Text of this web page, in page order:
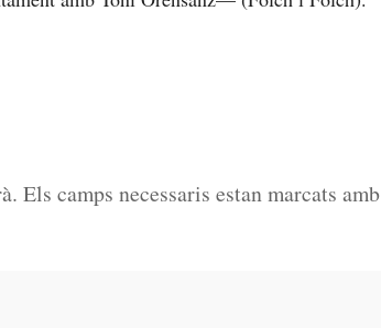
Els camps necessaris estan marcats amb